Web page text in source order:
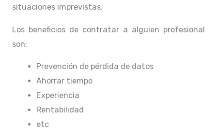
situaciones imprevistas.
Los beneficios de contratar a alguien profesional
son:
Prevención de pérdida de datos
Ahorrar tiempo
Experiencia
Rentabilidad
etc